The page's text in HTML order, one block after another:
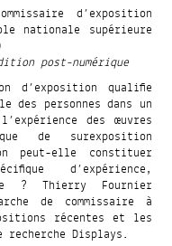
d’exposition
nationale supérieure
post-numérique
d’exposition qualifie
personnes dans un
des œuvres
de surexposition
peut-elle constituer
d’expérience,
? Thierry Fournier
de commissaire à
récentes et les
Displays.